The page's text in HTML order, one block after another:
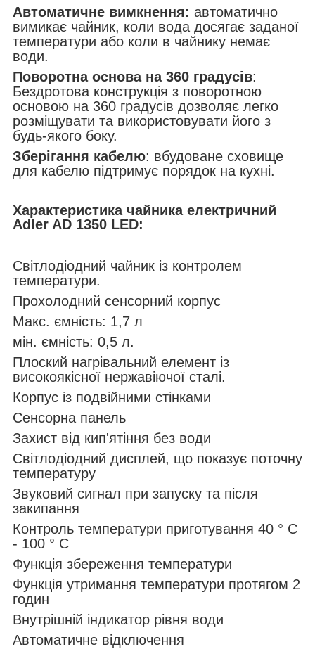
Автоматичне вимкнення: автоматично
вимикає чайник, коли вода досягає заданої
температури або коли в чайнику немає
води.
Поворотна основа на 360 градусів:
Бездротова конструкція з поворотною
основою на 360 градусів дозволяє легко
розміщувати та використовувати його з
будь-якого боку.
Зберігання кабелю: вбудоване сховище
для кабелю підтримує порядок на кухні.
Характеристика чайника електричний
Adler AD 1350 LED:
Світлодіодний чайник із контролем
температури.
Прохолодний сенсорний корпус
Макс. ємність: 1,7 л
мін. ємність: 0,5 л.
Плоский нагрівальний елемент із
високоякісної нержавіючої сталі.
Корпус із подвійними стінками
Сенсорна панель
Захист від кип'ятіння без води
Світлодіодний дисплей, що показує поточну
температуру
Звуковий сигнал при запуску та після
закипання
Контроль температури приготування 40 ° C
- 100 ° C
Функція збереження температури
Функція утримання температури протягом 2
годин
Внутрішній індикатор рівня води
Автоматичне відключення